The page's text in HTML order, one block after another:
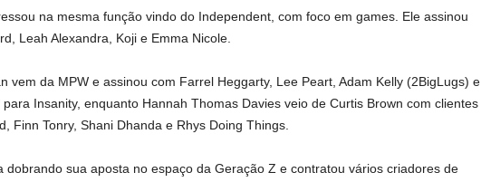
na mesma função vindo do Independent, com foco em games. Ele assinou
Leah Alexandra, Koji e Emma Nicole.
vem da MPW e assinou com Farrel Heggarty, Lee Peart, Adam Kelly (2BigLugs) e
para Insanity, enquanto Hannah Thomas Davies veio de Curtis Brown com clientes
Finn Tonry, Shani Dhanda e Rhys Doing Things.
dobrando sua aposta no espaço da Geração Z e contratou vários criadores de